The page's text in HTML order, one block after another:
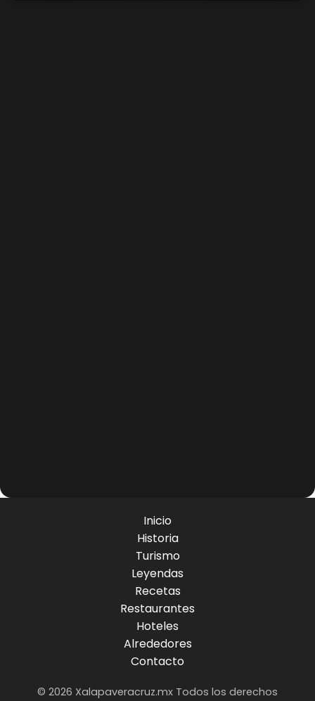
Inicio
Historia
Turismo
Leyendas
Recetas
Restaurantes
Hoteles
Alrededores
Contacto
© 2026 Xalapaveracruz.mx Todos los derechos